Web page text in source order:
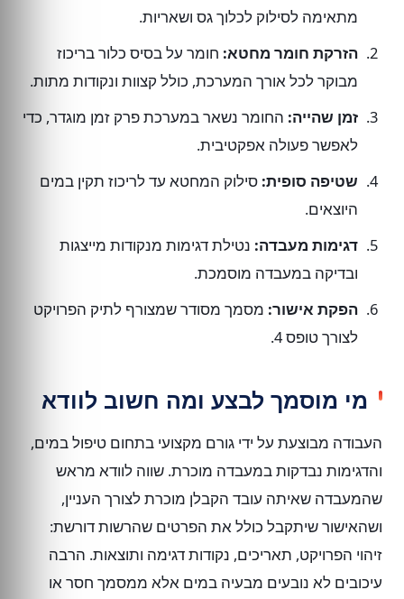
מתאימה לסילוק לכלוך גס ושאריות.
הזרקת חומר מחטא: חומר על בסיס כלור בריכוז
מבוקר לכל אורך המערכת, כולל קצוות ונקודות מתות.
זמן שהייה: החומר נשאר במערכת פרק זמן מוגדר, כדי
לאפשר פעולה אפקטיבית.
שטיפה סופית: סילוק המחטא עד לריכוז תקין במים
היוצאים.
דגימות מעבדה: נטילת דגימות מנקודות מייצגות
ובדיקה במעבדה מוסמכת.
הפקת אישור: מסמך מסודר שמצורף לתיק הפרויקט
לצורך טופס 4.
מי מוסמך לבצע ומה חשוב לוודא
העבודה מבוצעת על ידי גורם מקצועי בתחום טיפול במים,
והדגימות נבדקות במעבדה מוכרת. שווה לוודא מראש
שהמעבדה שאיתה עובד הקבלן מוכרת לצורך העניין,
ושהאישור שיתקבל כולל את הפרטים שהרשות דורשת:
זיהוי הפרויקט, תאריכים, נקודות דגימה ותוצאות. הרבה
עיכובים לא נובעים מבעיה במים אלא ממסמך חסר או